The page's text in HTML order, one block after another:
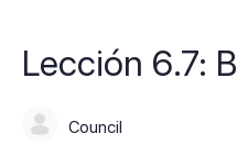
Lección 6.7:
Council